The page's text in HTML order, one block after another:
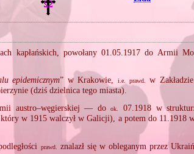
kapłańskich, powołany 01.05.1917 do Armii
epidemicznym” w Krakowie, i.e. prawd.
w
(dziś dzielnica tego miasta).
austro–węgierskiej — dook.
07.1918 w
w 1915 walczył w Galicji), a potem do 11.1918
prawd. znalazł się w obleganym przez